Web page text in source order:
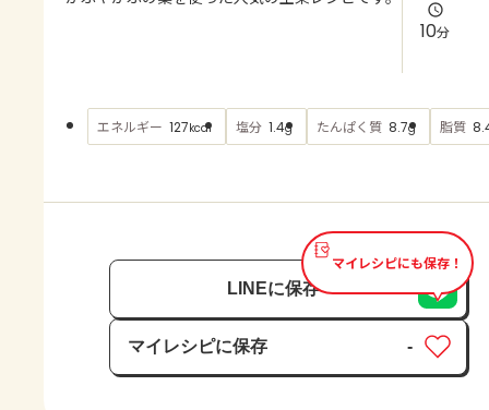
よくあるお問い合わせ
AJINOMOTO PARK とは
10分
エネルギー 127kcal 塩分 1.4g たんぱく質 8.7g 脂質
マイレシピにも保存！
LINEに保存
マイレシピに保存
保存済み
-